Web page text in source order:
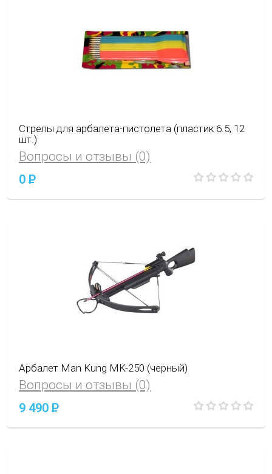
Стрелы для арбалета-пистолета (пластик 6.5, 12
шт.)
Вопросы и отзывы (0)
0P
Арбалет Man Kung MK-250 (черный)
Вопросы и отзывы (0)
9 490P